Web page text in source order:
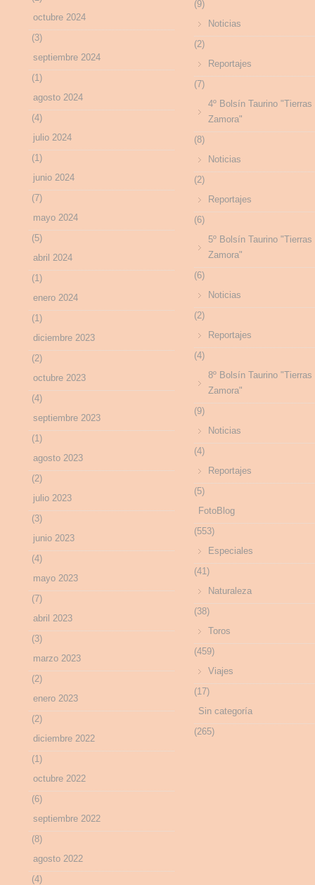
octubre 2024
(3)
septiembre 2024
(1)
agosto 2024
(4)
julio 2024
(1)
junio 2024
(7)
mayo 2024
(5)
abril 2024
(1)
enero 2024
(1)
diciembre 2023
(2)
octubre 2023
(4)
septiembre 2023
(1)
agosto 2023
(2)
julio 2023
(3)
junio 2023
(4)
mayo 2023
(7)
abril 2023
(3)
marzo 2023
(2)
enero 2023
(2)
diciembre 2022
(1)
octubre 2022
(6)
septiembre 2022
(8)
agosto 2022
(4)
(9)
Noticias
(2)
Reportajes
(7)
4º Bolsín Taurino "Tierras
Zamora"
(8)
Noticias
(2)
Reportajes
(6)
5º Bolsín Taurino "Tierras
Zamora"
(6)
Noticias
(2)
Reportajes
(4)
8º Bolsín Taurino "Tierras
Zamora"
(9)
Noticias
(4)
Reportajes
(5)
FotoBlog
(553)
Especiales
(41)
Naturaleza
(38)
Toros
(459)
Viajes
(17)
Sin categoría
(265)